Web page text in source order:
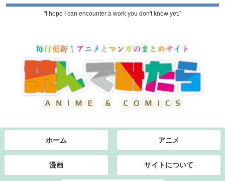
"I hope I can encounter a work you don't know yet."
ホーム アニメ
漫画 サイトについて